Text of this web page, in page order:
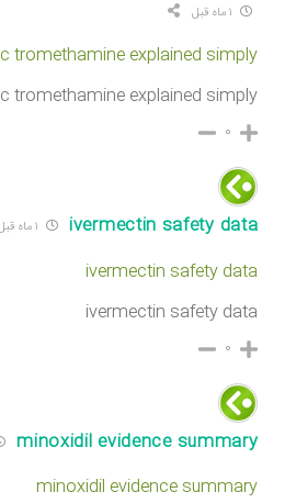
tromethamine explained simply
tromethamine explained simply
۰
ivermectin safety data
ivermectin safety data
ivermectin safety data
۰
minoxidil evidence summary
minoxidil evidence summary